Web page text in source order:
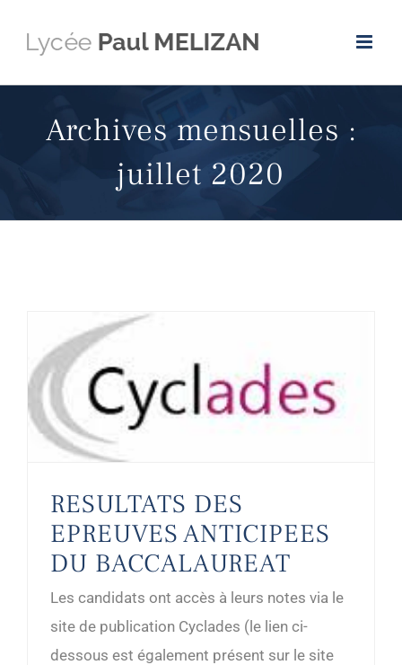
Archives mensuelles :
juillet 2020
RESULTATS DES
EPREUVES ANTICIPEES
DU BACCALAUREAT
Les candidats ont accès à leurs notes via le
site de publication Cyclades (le lien ci-
dessous est également présent sur le site